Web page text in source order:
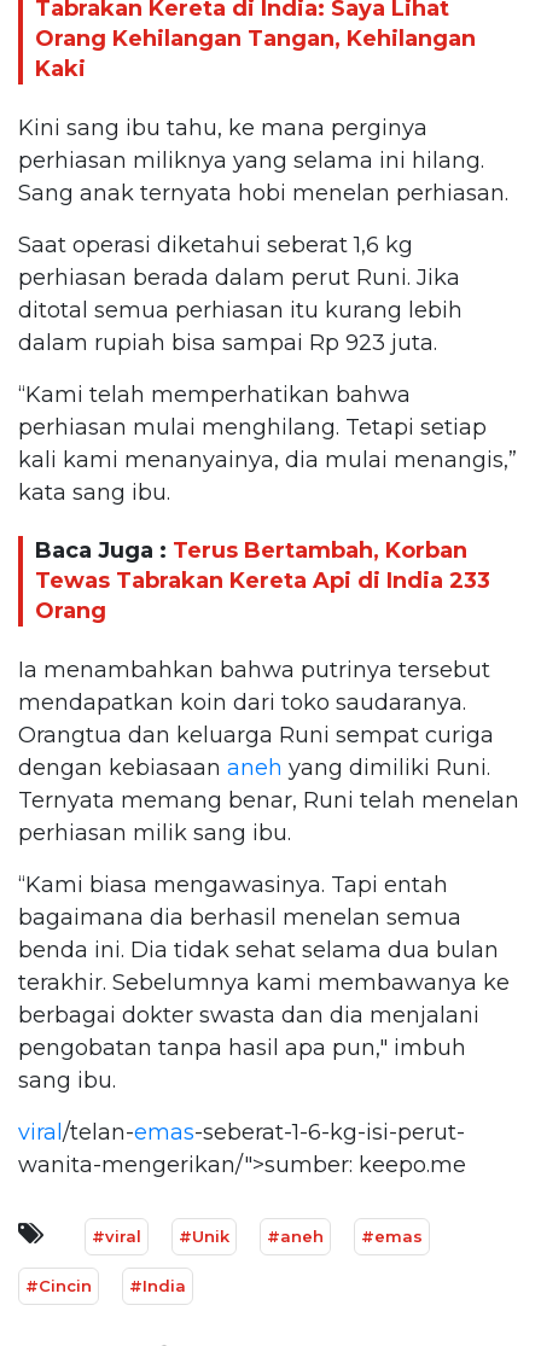
Tabrakan Kereta di India: Saya Lihat
Orang Kehilangan Tangan, Kehilangan
Kaki
Kini sang ibu tahu, ke mana perginya
perhiasan miliknya yang selama ini hilang.
Sang anak ternyata hobi menelan perhiasan.
Saat operasi diketahui seberat 1,6 kg
perhiasan berada dalam perut Runi. Jika
ditotal semua perhiasan itu kurang lebih
dalam rupiah bisa sampai Rp 923 juta.
“Kami telah memperhatikan bahwa
perhiasan mulai menghilang. Tetapi setiap
kali kami menanyainya, dia mulai menangis,”
kata sang ibu.
Baca Juga : Terus Bertambah, Korban
Tewas Tabrakan Kereta Api di India 233
Orang
Ia menambahkan bahwa putrinya tersebut
mendapatkan koin dari toko saudaranya.
Orangtua dan keluarga Runi sempat curiga
dengan kebiasaan aneh yang dimiliki Runi.
Ternyata memang benar, Runi telah menelan
perhiasan milik sang ibu.
“Kami biasa mengawasinya. Tapi entah
bagaimana dia berhasil menelan semua
benda ini. Dia tidak sehat selama dua bulan
terakhir. Sebelumnya kami membawanya ke
berbagai dokter swasta dan dia menjalani
pengobatan tanpa hasil apa pun," imbuh
sang ibu.
viral /telan-emas-seberat-1-6-kg-isi-perut-
wanita-mengerikan/">sumber: keepo.me
#viral #Unik #aneh #emas
#Cincin #India